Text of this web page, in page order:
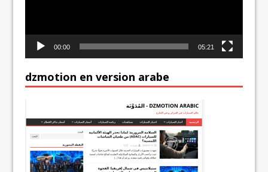
00:00 05:21
dzmotion en version arabe